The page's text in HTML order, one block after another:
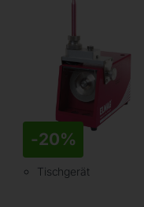
-20%
Tischgerät